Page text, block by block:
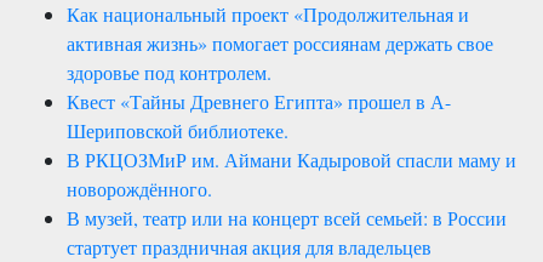
Как национальный проект «Продолжительная и
активная жизнь» помогает россиянам держать свое
здоровье под контролем.
Квест «Тайны Древнего Египта» прошел в А-
Шериповской библиотеке.
В РКЦОЗМиР им. Аймани Кадыровой спасли маму и
новорождённого.
В музей, театр или на концерт всей семьей: в России
стартует праздничная акция для владельцев